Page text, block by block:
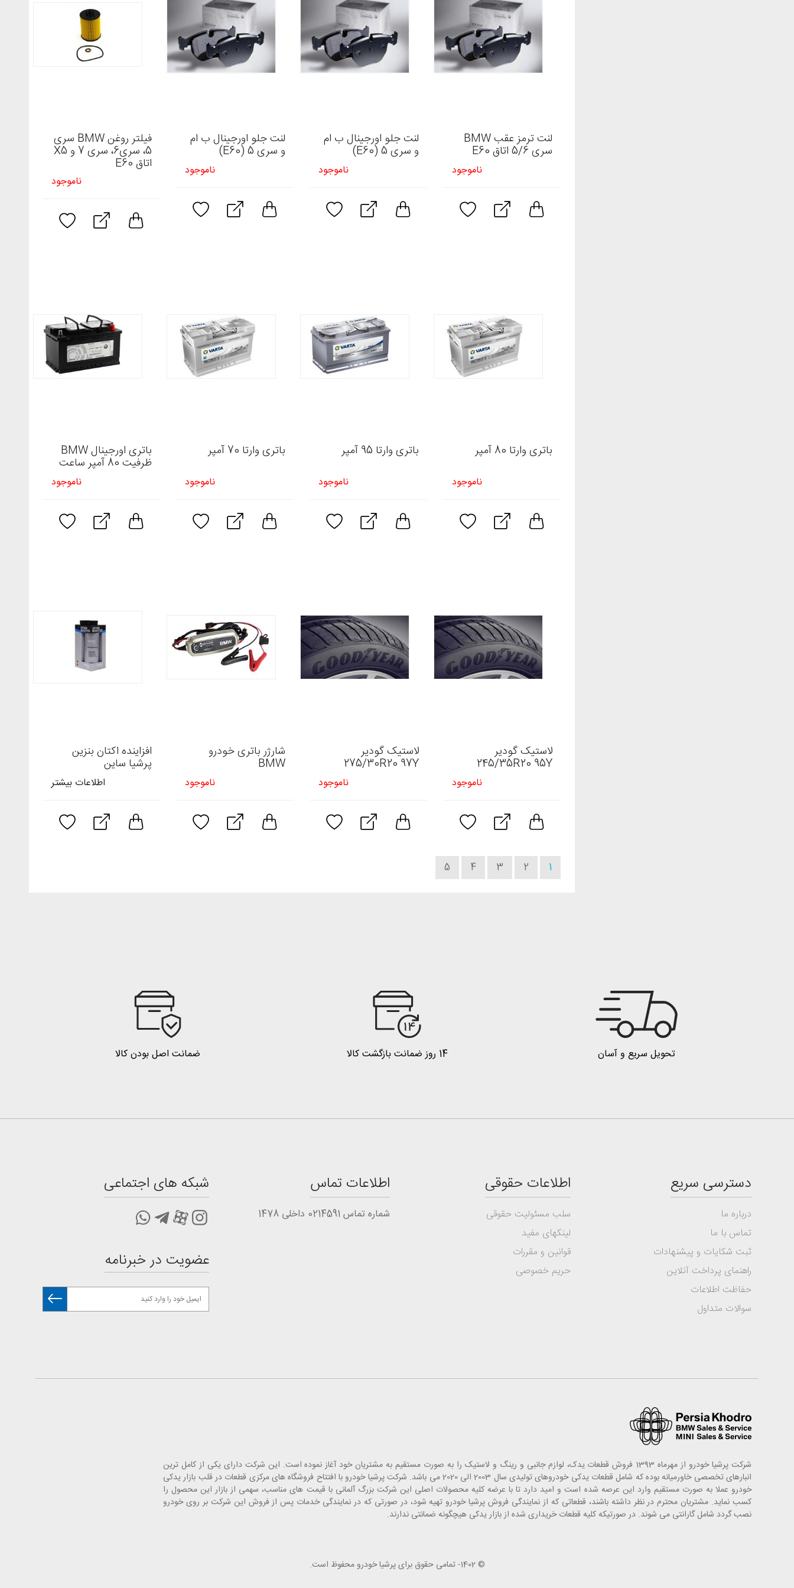
لنت ترمز عقب BMW
سری 5/6 اتاق E60
ناموجود
لنت جلو اورجینال ب ام
و سری 5 (E60)
ناموجود
لنت جلو اورجینال ب ام
و سری 5 (E60)
ناموجود
فیلتر روغن BMW سری
5، سری6، سری 7 و X5
اتاق E60
ناموجود
باتری وارتا 80 آمپر
ناموجود
باتری وارتا 95 آمپر
ناموجود
باتری وارتا 70 آمپر
ناموجود
باتری اورجینال BMW
ظرفیت 80 آمپر ساعت
ناموجود
لاستیک گودیر
245/35R20 95Y
ناموجود
لاستیک گودیر
275/30R20 97Y
ناموجود
شارژر باتری خودرو
BMW
ناموجود
افزاینده اکتان بنزین
پرشیا ساین
اطلاعات بیشتر
1
2
3
4
5
تحویل سریع و آسان 14 روز ضمانت بازگشت کالا ضمانت اصل بودن کالا
دسترسی سریع
درباره ما
تماس با ما
ثبت شکایات و پیشنهادات
راهنمای پرداخت آنلاین
حفاظت اطلاعات
سوالات متداول
اطلاعات حقوقی
سلب مسئولیت حقوقی
لینکهای مفید
قوانین و مقررات
حریم خصوصی
اطلاعات تماس
شماره تماس 0214591 داخلی 1478
شبکه های اجتماعی
عضویت در خبرنامه
شرکت پرشیا خودرو از مهرماه 1393 فروش قطعات یدک، لوازم جانبی و رینگ و لاستیک را به صورت مستقیم به مشتریان خود آغاز نموده است. این شرکت دارای یکی از کامل ترین
انبارهای تخصصی خاورمیانه بوده که شامل قطعات یدکی خودروهای تولیدی سال 2003 الی 2020 می باشد. شرکت پرشیا خودرو با افتتاح فروشگاه های مرکزی قطعات در قلب بازار یدکی
خودرو عملا به صورت مستقیم وارد این عرصه شده است و امید دارد تا با عرضه کلیه محصولات اصلی این شرکت بزرگ آلمانی با قیمت های مناسب، سهمی از بازار این محصول را
کسب نماید. مشتریان محترم در نظر داشته باشند، قطعاتی که از نمایندگی فروش پرشیا خودرو تهیه شود، در صورتی که در نمایندگی خدمات پس از فروش این شرکت بر روی خودرو
نصب گردد شامل گارانتی می شوند. در صورتیکه کلیه قطعات خریداری شده از بازار یدکی هیچگونه ضمانتی ندارند.
© 1402- تمامی حقوق برای پرشیا خودرو محفوظ است.